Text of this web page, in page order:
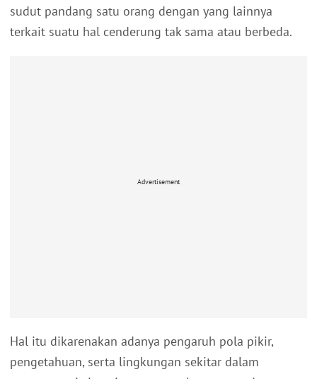
sudut pandang satu orang dengan yang lainnya
terkait suatu hal cenderung tak sama atau berbeda.
Advertisement
Hal itu dikarenakan adanya pengaruh pola pikir,
pengetahuan, serta lingkungan sekitar dalam